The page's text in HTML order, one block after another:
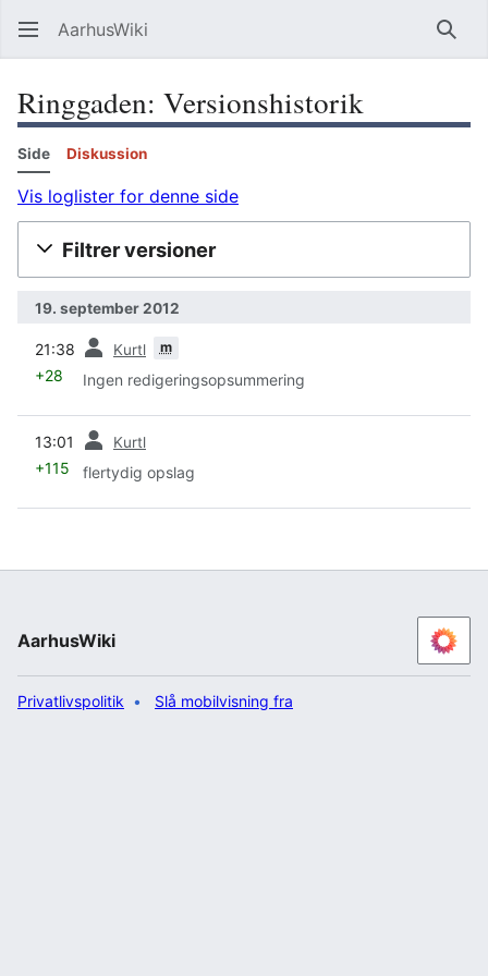
AarhusWiki Søg
Ringgaden: Versionshistorik
Side Diskussion
Vis loglister for denne side
Filtrer versioner
19. september 2012
21:38 Kurtl m
+28 Ingen redigeringsopsummering
13:01 Kurtl
+115 flertydig opslag
AarhusWiki
Privatlivspolitik Slå mobilvisning fra